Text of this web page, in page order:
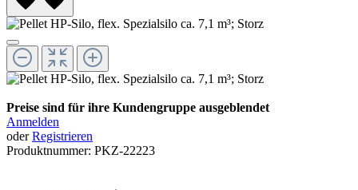
Preise sind für ihre Kundengruppe ausgeblendet
Anmelden
oderRegistrieren
Produktnummer: PKZ-22223